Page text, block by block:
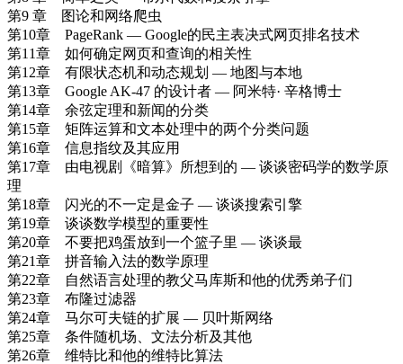
第9 章 图论和网络爬虫
第10章 PageRank — Google的民主表决式网页排名技术
第11章 如何确定网页和查询的相关性
第12章 有限状态机和动态规划 — 地图与本地
第13章 Google AK-47 的设计者 — 阿米特· 辛格博士
第14章 余弦定理和新闻的分类
第15章 矩阵运算和文本处理中的两个分类问题
第16章 信息指纹及其应用
第17章 由电视剧《暗算》所想到的 — 谈谈密码学的数学原
理
第18章 闪光的不一定是金子 — 谈谈搜索引擎
第19章 谈谈数学模型的重要性
第20章 不要把鸡蛋放到一个篮子里 — 谈谈最
第21章 拼音输入法的数学原理
第22章 自然语言处理的教父马库斯和他的优秀弟子们
第23章 布隆过滤器
第24章 马尔可夫链的扩展 — 贝叶斯网络
第25章 条件随机场、文法分析及其他
第26章 维特比和他的维特比算法